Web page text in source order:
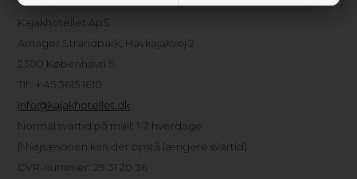
Kajakhotellet ApS
Amager Strandpark, Havkajakvej 2
2300 København S
Tlf.: + 45 3615 1610
info@kajakhotellet.dk
Normal svartid på mail: 1-2 hverdage
(I højsæsonen kan der opstå længere svartid)
CVR-nummer: 29 31 20 36